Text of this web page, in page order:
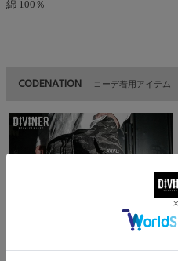
綿 100％
CODENATION コーデ着用アイテム